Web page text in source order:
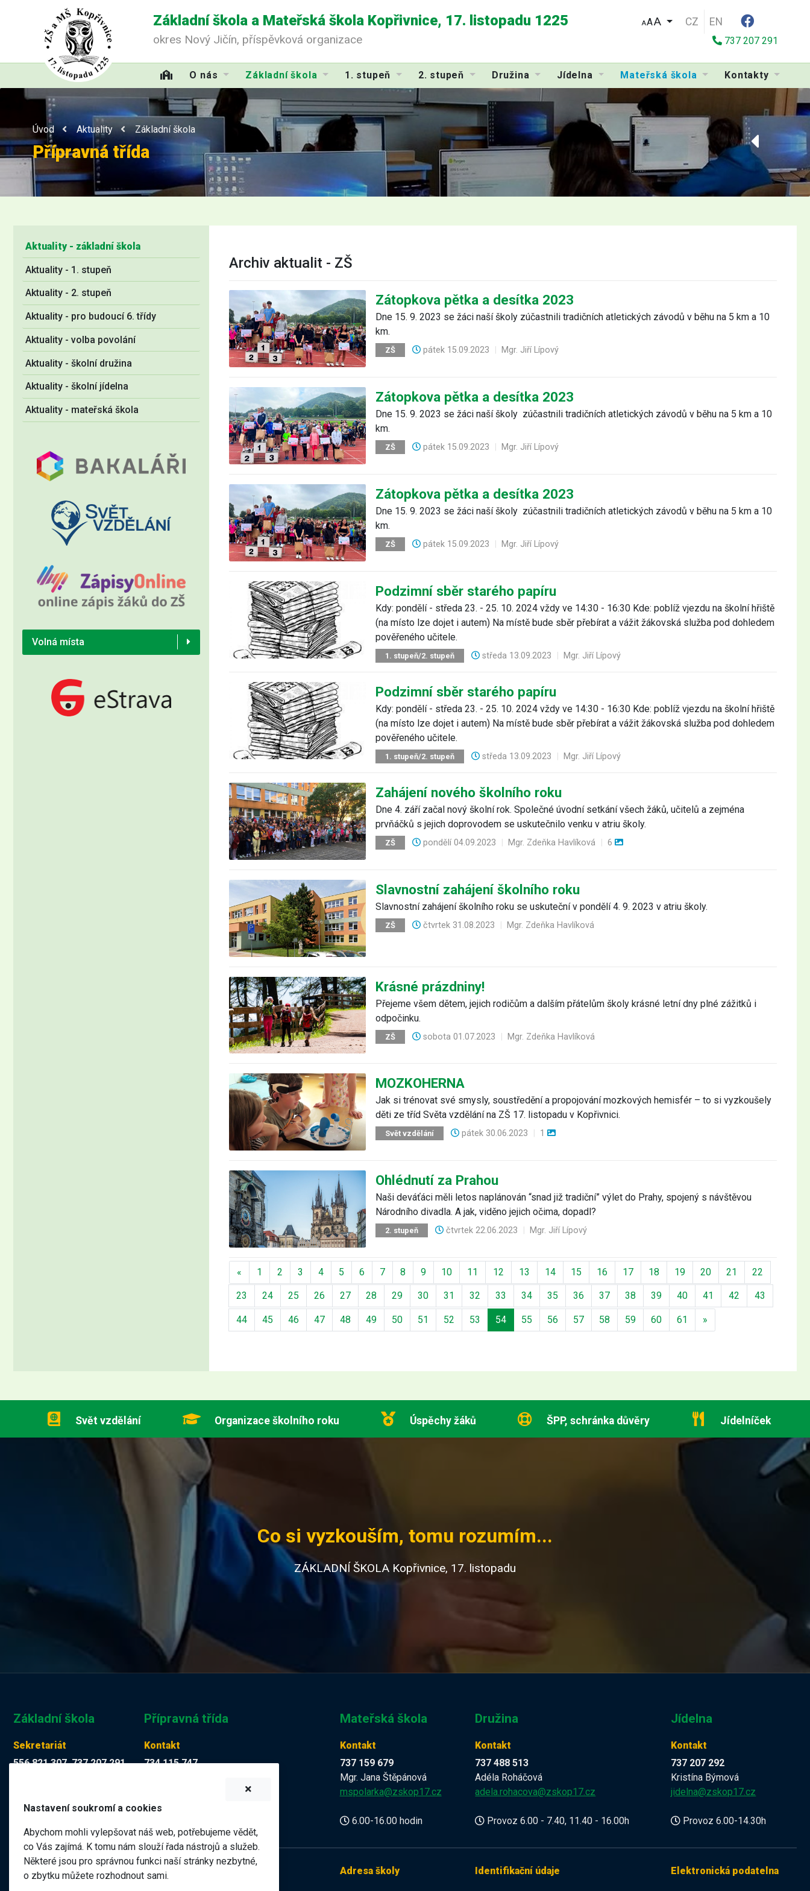
Základní škola a Mateřská škola Kopřivnice, 17. listopadu 1225
okres Nový Jičín, příspěvková organizace
AA CZ EN
737 207 291
O nás Základní škola 1. stupeň 2. stupeň Družina Jídelna Mateřská škola Kontakty
Úvod Aktuality Základní škola
Přípravná třída
Aktuality - základní škola
Aktuality - 1. stupeň
Aktuality - 2. stupeň
Aktuality - pro budoucí 6. třídy
Aktuality - volba povolání
Aktuality - školní družina
Aktuality - školní jídelna
Aktuality - mateřská škola
Volná místa
Archiv aktualit - ZŠ
Zátopkova pětka a desítka 2023
Dne 15. 9. 2023 se žáci naší školy zúčastnili tradičních atletických závodů v běhu na 5 km a 10
km.
ZŠ pátek 15.09.2023 Mgr. Jiří Lípový
Zátopkova pětka a desítka 2023
Dne 15. 9. 2023 se žáci naší školy zúčastnili tradičních atletických závodů v běhu na 5 km a 10
km.
ZŠ pátek 15.09.2023 Mgr. Jiří Lípový
Zátopkova pětka a desítka 2023
Dne 15. 9. 2023 se žáci naší školy zúčastnili tradičních atletických závodů v běhu na 5 km a 10
km.
ZŠ pátek 15.09.2023 Mgr. Jiří Lípový
Podzimní sběr starého papíru
Kdy: pondělí - středa 23. - 25. 10. 2024 vždy ve 14:30 - 16:30 Kde: poblíž vjezdu na školní hřiště
(na místo lze dojet i autem) Na místě bude sběr přebírat a vážit žákovská služba pod dohledem
pověřeného učitele.
1. stupeň/2. stupeň středa 13.09.2023 Mgr. Jiří Lípový
Podzimní sběr starého papíru
Kdy: pondělí - středa 23. - 25. 10. 2024 vždy ve 14:30 - 16:30 Kde: poblíž vjezdu na školní hřiště
(na místo lze dojet i autem) Na místě bude sběr přebírat a vážit žákovská služba pod dohledem
pověřeného učitele.
1. stupeň/2. stupeň středa 13.09.2023 Mgr. Jiří Lípový
Zahájení nového školního roku
Dne 4. září začal nový školní rok. Společné úvodní setkání všech žáků, učitelů a zejména
prvňáčků s jejich doprovodem se uskutečnilo venku v atriu školy.
ZŠ pondělí04.09.2023 Mgr. Zdeňka Havlíková 6
Slavnostní zahájení školního roku
Slavnostní zahájení školního roku se uskuteční v pondělí 4. 9. 2023 v atriu školy.
ZŠ čtvrtek 31.08.2023 Mgr. Zdeňka Havlíková
Krásné prázdniny!
Přejeme všem dětem, jejich rodičům a dalším přátelům školy krásné letní dny plné zážitků i
odpočinku.
ZŠ sobota 01.07.2023 Mgr. Zdeňka Havlíková
MOZKOHERNA
Jak si trénovat své smysly, soustředění a propojování mozkových hemisfér – to si vyzkoušely
děti ze tříd Světa vzdělání na ZŠ 17. listopadu v Kopřivnici.
Svět vzdělání pátek 30.06.2023 1
Ohlédnutí za Prahou
Naši deváťáci měli letos naplánován “snad již tradiční” výlet do Prahy, spojený s návštěvou
Národního divadla. A jak, viděno jejich očima, dopadl?
2. stupeň čtvrtek 22.06.2023 Mgr. Jiří Lípový
« Předchozí
1 2 3 4 5 6 7 8 9 10 11 12 13 14 15 16 17 18 19 20 21 22
23 24 25 26 27 28 29 30 31 32 33 34 35 36 37 38 39 40 41 42 43
44 45 46 47 48 49 50 51 52 53 54 55 56 57 58 59 60 61 »
Svět vzdělání Organizace školního roku Úspěchy žáků ŠPP, schránka důvěry Jídelníček
Co si vyzkouším, tomu rozumím...
ZÁKLADNÍ ŠKOLA Kopřivnice, 17. listopadu
Základní škola
Sekretariát
556 821 307, 737 207 291
Přípravná třída
Kontakt
734 115 747
martina.muckova@zskop17.cz
Mateřská škola
Kontakt
737 159 679
Mgr. Jana Štěpánová
mspolarka@zskop17.cz
6.00-16.00 hodin
Družina
Kontakt
737 488 513
Adéla Roháčová
adela.rohacova@zskop17.cz
Provoz 6.00 - 7.40, 11.40 - 16.00h
Jídelna
Kontakt
737 207 292
Kristína Býmová
jidelna@zskop17.cz
Provoz 6.00-14.30h
Název školy Adresa školy Identifikační údaje Elektronická podatelna
Nastavení soukromí a cookies
Abychom mohli vylepšovat náš web, potřebujeme vědět,
co Vás zajímá. K tomu nám slouží řada nástrojů a služeb.
Některé jsou pro správnou funkci naší stránky nezbytné,
o zbytku můžete rozhodnout sami.